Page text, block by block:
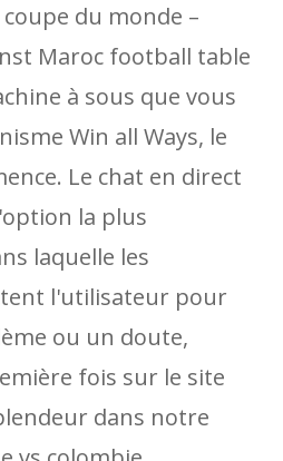
du monde –
Maroc football table
à sous que vous
Win all Ways, le
Le chat en direct
la plus
laquelle les
l'utilisateur pour
ou un doute,
fois sur le site
dans notre